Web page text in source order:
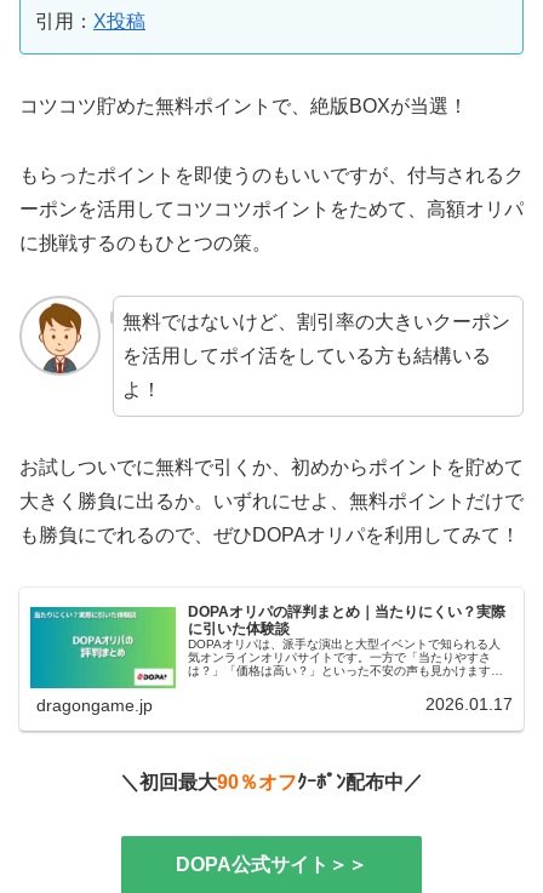
引用： X投稿
コツコツ貯めた無料ポイントで、絶版BOXが当選！
もらったポイントを即使うのもいいですが、付与されるク
ーポンを活用してコツコツポイントをためて、高額オリパ
に挑戦するのもひとつの策。
無料ではないけど、割引率の大きいクーポン
を活用してポイ活をしている方も結構いる
よ！
お試しついでに無料で引くか、初めからポイントを貯めて
大きく勝負に出るか。いずれにせよ、無料ポイントだけで
も勝負にでれるので、ぜひDOPAオリパを利用してみて！
DOPAオリパの評判まとめ｜当たりにくい？実際
に引いた体験談
DOPAオリパは、派手な演出と大型イベントで知られる人
気オンラインオリパサイトです。一方で「当たりやすさ
は？」「価格は高い？」といった不安の声も見かけます。
dragongame.jp 2026.01.17
＼初回最大90％オフｸｰﾎﾟﾝ配布中／
DOPA公式サイト＞＞